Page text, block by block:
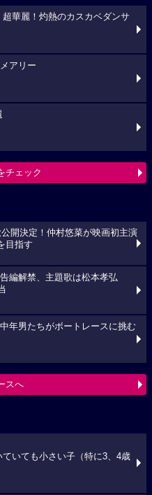
華麗！灼熱のカスカベダンサ
アリー
チェック
公開決定！仲村悠菜が映画初主演
目指す
編解禁、主題歌は松本孝弘
年男たちがボートレースに挑む
スへ
ていても小さい子（特に3、4歳